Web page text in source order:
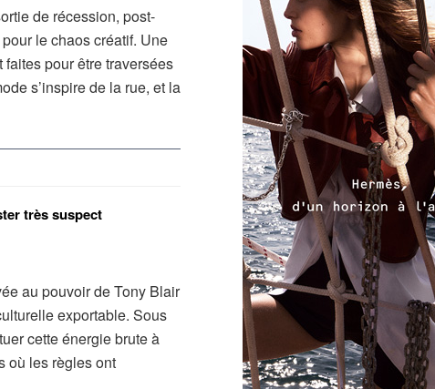
de récession, post-
le chaos créatif. Une
pour être traversées
s’inspire de la rue, et la
très suspect
au pouvoir de Tony Blair
exportable. Sous
cette énergie brute à
où les règles ont